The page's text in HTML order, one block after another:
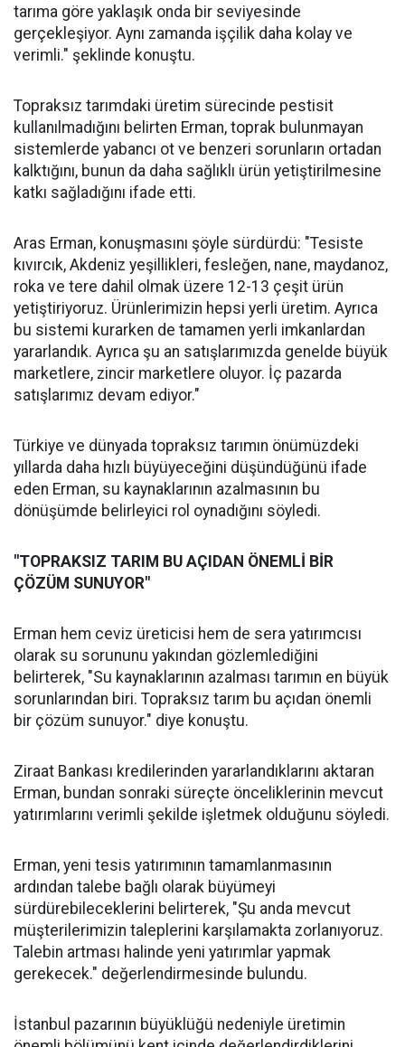
tarıma göre yaklaşık onda bir seviyesinde
gerçekleşiyor. Aynı zamanda işçilik daha kolay ve
verimli." şeklinde konuştu.
Topraksız tarımdaki üretim sürecinde pestisit
kullanılmadığını belirten Erman, toprak bulunmayan
sistemlerde yabancı ot ve benzeri sorunların ortadan
kalktığını, bunun da daha sağlıklı ürün yetiştirilmesine
katkı sağladığını ifade etti.
Aras Erman, konuşmasını şöyle sürdürdü: "Tesiste
kıvırcık, Akdeniz yeşillikleri, fesleğen, nane, maydanoz,
roka ve tere dahil olmak üzere 12-13 çeşit ürün
yetiştiriyoruz. Ürünlerimizin hepsi yerli üretim. Ayrıca
bu sistemi kurarken de tamamen yerli imkanlardan
yararlandık. Ayrıca şu an satışlarımızda genelde büyük
marketlere, zincir marketlere oluyor. İç pazarda
satışlarımız devam ediyor."
Türkiye ve dünyada topraksız tarımın önümüzdeki
yıllarda daha hızlı büyüyeceğini düşündüğünü ifade
eden Erman, su kaynaklarının azalmasının bu
dönüşümde belirleyici rol oynadığını söyledi.
"TOPRAKSIZ TARIM BU AÇIDAN ÖNEMLİ BİR
ÇÖZÜM SUNUYOR"
Erman hem ceviz üreticisi hem de sera yatırımcısı
olarak su sorununu yakından gözlemlediğini
belirterek, "Su kaynaklarının azalması tarımın en büyük
sorunlarından biri. Topraksız tarım bu açıdan önemli
bir çözüm sunuyor." diye konuştu.
Ziraat Bankası kredilerinden yararlandıklarını aktaran
Erman, bundan sonraki süreçte önceliklerinin mevcut
yatırımlarını verimli şekilde işletmek olduğunu söyledi.
Erman, yeni tesis yatırımının tamamlanmasının
ardından talebe bağlı olarak büyümeyi
sürdürebileceklerini belirterek, "Şu anda mevcut
müşterilerimizin taleplerini karşılamakta zorlanıyoruz.
Talebin artması halinde yeni yatırımlar yapmak
gerekecek." değerlendirmesinde bulundu.
İstanbul pazarının büyüklüğü nedeniyle üretimin